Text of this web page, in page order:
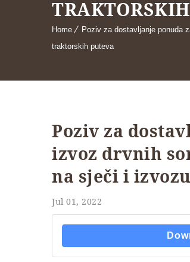
Home
Poziv za dostavljanje ponuda
traktorskih puteva
Poziv za
izvoz drvnih
na sječi i
Jul 01, 2022